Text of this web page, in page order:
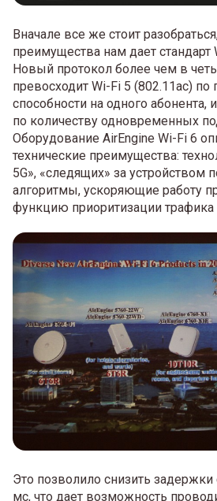
Вначале все же стоит
преимущества нам дает стандарт
Новый протокол более чем в
превосходит Wi-Fi 5 (802.11aс) по
способности на одного абонента,
по количеству одновременных
Оборудование AirEngine Wi-Fi 6
технические преимущества:
5G», «следящих» за устройством
алгоритмы, ускоряющие работу
функцию приоритизации трафика
Это позволило снизить
мс, что дает возможность